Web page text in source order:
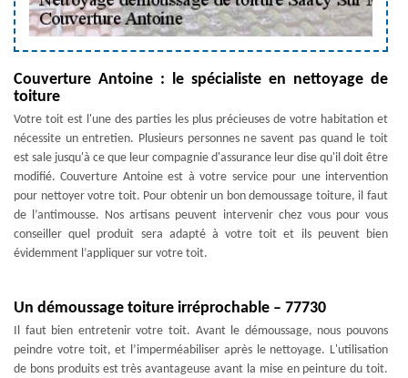
Couverture Antoine : le spécialiste en nettoyage de
toiture
Votre toit est l'une des parties les plus précieuses de votre habitation et
nécessite un entretien. Plusieurs personnes ne savent pas quand le toit
est sale jusqu'à ce que leur compagnie d'assurance leur dise qu'il doit être
modifié. Couverture Antoine est à votre service pour une intervention
pour nettoyer votre toit. Pour obtenir un bon demoussage toiture, il faut
de l’antimousse. Nos artisans peuvent intervenir chez vous pour vous
conseiller quel produit sera adapté à votre toit et ils peuvent bien
évidemment l’appliquer sur votre toit.
Un démoussage toiture irréprochable – 77730
Il faut bien entretenir votre toit. Avant le démoussage, nous pouvons
peindre votre toit, et l’imperméabiliser après le nettoyage. L'utilisation
de bons produits est très avantageuse avant la mise en peinture du toit.